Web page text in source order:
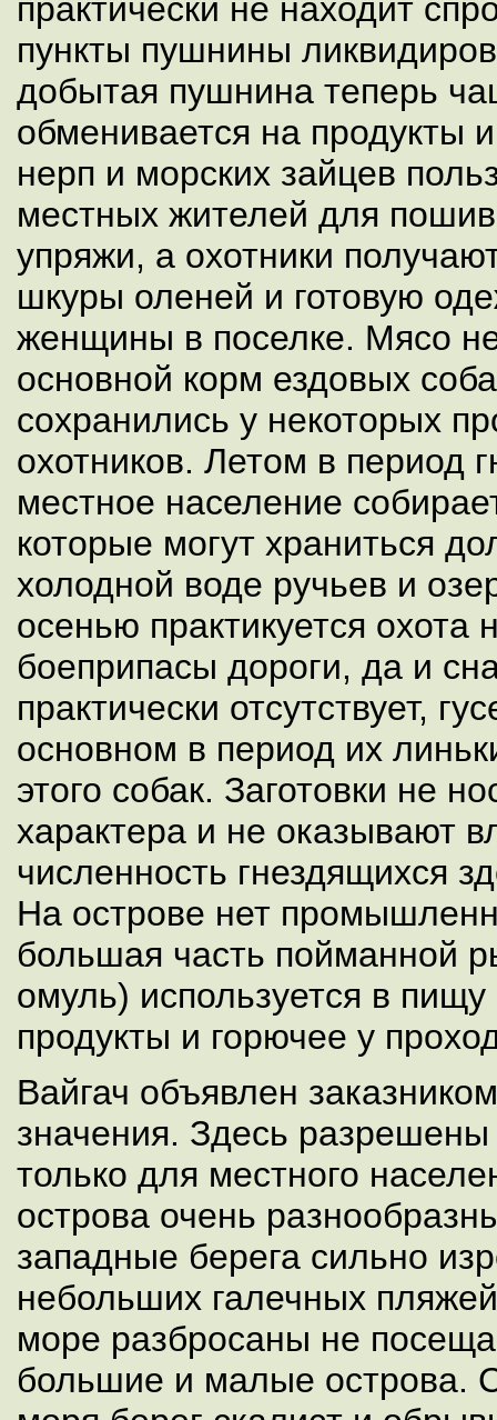
практически не находит
пункты пушнины
добытая пушнина теперь
обменивается на продукты
нерп и морских зайцев
местных жителей для
упряжи, а охотники
шкуры оленей и готовую
женщины в поселке. Мясо
основной корм ездовых
сохранились у некоторых
охотников. Летом в период
местное население
которые могут храниться
холодной воде ручьев и
осенью практикуется охота
боеприпасы дороги, да и
практически отсутствует,
основном в период их
этого собак. Заготовки не
характера и не оказывают
численность гнездящихся
На острове нет
большая часть пойманной
омуль) используется в
продукты и горючее у
Вайгач объявлен
значения. Здесь
только для местного
острова очень
западные берега сильно
небольших галечных
море разбросаны не
большие и малые острова.